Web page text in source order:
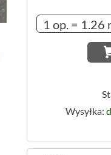
Wysyłka: